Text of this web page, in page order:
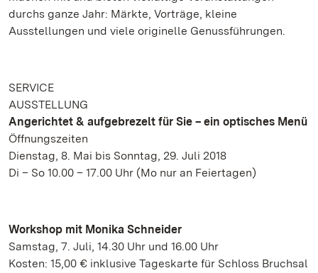
durchs ganze Jahr: Märkte, Vorträge, kleine
Ausstellungen und viele originelle Genussführungen.
SERVICE
AUSSTELLUNG
Angerichtet & aufgebrezelt für Sie – ein optisches Menü
Öffnungszeiten
Dienstag, 8. Mai bis Sonntag, 29. Juli 2018
Di – So 10.00 – 17.00 Uhr (Mo nur an Feiertagen)
Workshop mit Monika Schneider
Samstag, 7. Juli, 14.30 Uhr und 16.00 Uhr
Kosten: 15,00 € inklusive Tageskarte für Schloss Bruchsal